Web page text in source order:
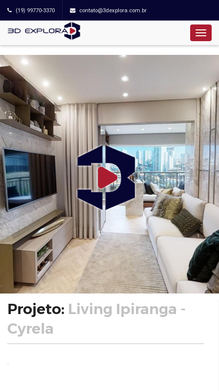
(19) 99770-3370 contato@3dexplora.com.br
Projeto: Living Ipiranga -
Cyrela